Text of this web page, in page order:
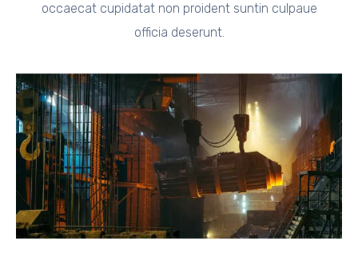
occaecat cupidatat non proident suntin culpaue
officia deserunt.